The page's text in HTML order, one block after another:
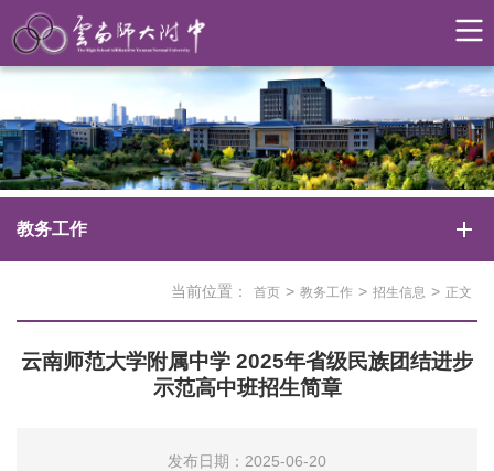
教务工作
当前位置： 首页 > 教务工作 > 招生信息 > 正文
云南师范大学附属中学 2025年省级民族团结进步
示范高中班招生简章
发布日期：2025-06-20